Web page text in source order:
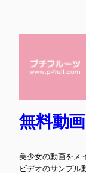
無料動
美少女の動画をメ
ビデオのサンプル